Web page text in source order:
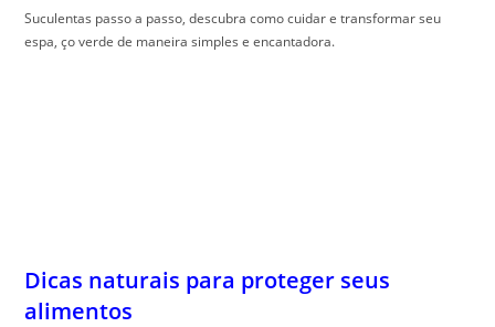
Suculentas passo a passo, descubra como cuidar e transformar seu
espa, ço verde de maneira simples e encantadora.
Dicas naturais para proteger seus
alimentos